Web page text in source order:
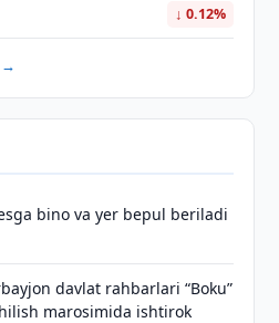
↓ 0.12%
→
bino va yer bepul beriladi
davlat rahbarlari “Boku”
marosimida ishtirok